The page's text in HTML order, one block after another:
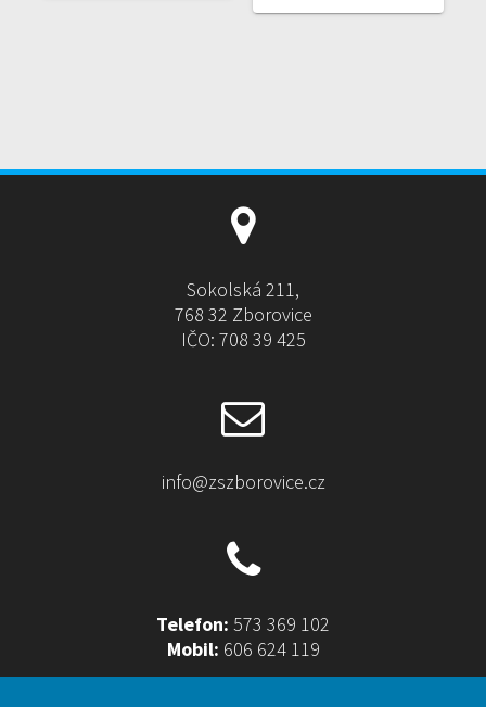
Sokolská 211,
768 32 Zborovice
IČO: 708 39 425
info@zszborovice.cz
Telefon: 573 369 102
Mobil: 606 624 119